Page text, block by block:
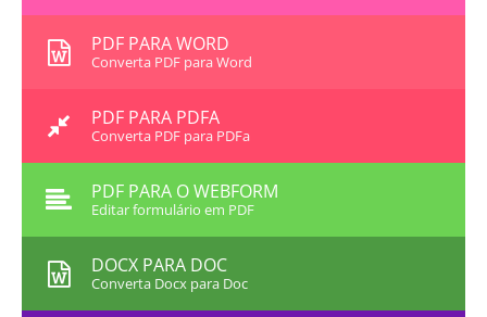
PDF PARA WORD
Converta PDF para Word
PDF PARA PDFA
Converta PDF para PDFa
PDF PARA O WEBFORM
Editar formulário em PDF
DOCX PARA DOC
Converta Docx para Doc